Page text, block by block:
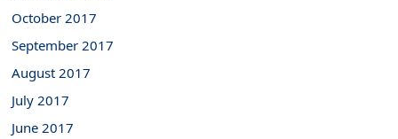
October 2017
September 2017
August 2017
July 2017
June 2017